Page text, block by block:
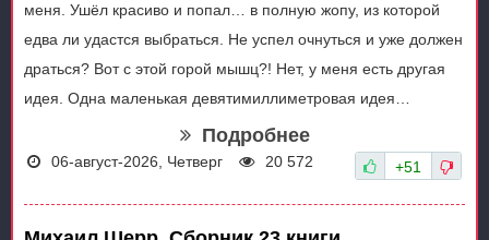
меня. Ушёл красиво и попал… в полную жопу, из которой
едва ли удастся выбраться. Не успел очнуться и уже должен
драться? Вот с этой горой мышц?! Нет, у меня есть другая
идея. Одна маленькая девятимиллиметровая идея…
Подробнее
06-август-2026, Четверг 20 572 +51